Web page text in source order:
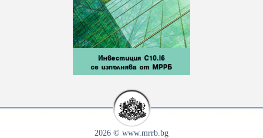
2026 © www.mrrb.bg